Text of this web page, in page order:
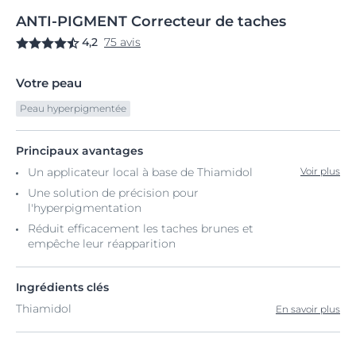
ANTI-PIGMENT Correcteur de taches
4,2 75 avis
Votre peau
Peau hyperpigmentée
Principaux avantages
Un applicateur local à base de Thiamidol
Une solution de précision pour
l'hyperpigmentation
Réduit efficacement les taches brunes et
empêche leur réapparition
Voir plus
Ingrédients clés
Thiamidol
En savoir plus